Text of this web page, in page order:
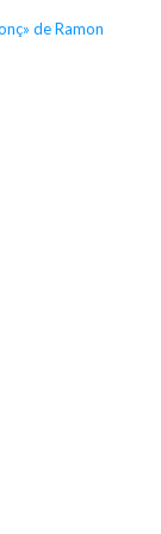
de Ramon